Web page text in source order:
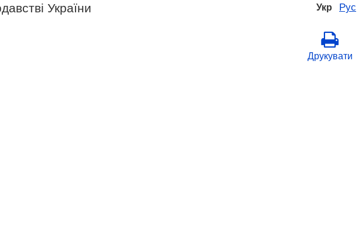
Укр Рус
України
Друкувати